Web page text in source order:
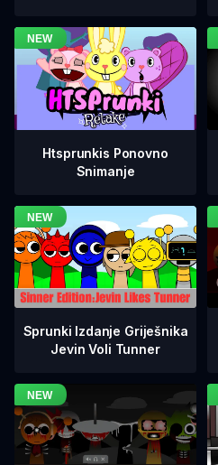
Htsprunkis Ponovno
Snimanje
Sprunki Izdanje Griješnika
Jevin Voli Tunner